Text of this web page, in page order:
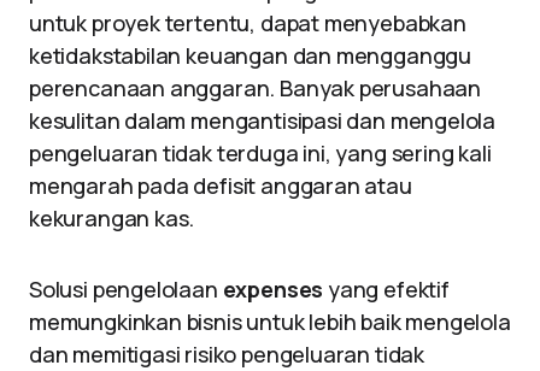
untuk proyek tertentu, dapat menyebabkan
ketidakstabilan keuangan dan mengganggu
perencanaan anggaran. Banyak perusahaan
kesulitan dalam mengantisipasi dan mengelola
pengeluaran tidak terduga ini, yang sering kali
mengarah pada defisit anggaran atau
kekurangan kas.
Solusi pengelolaan expenses yang efektif
memungkinkan bisnis untuk lebih baik mengelola
dan memitigasi risiko pengeluaran tidak